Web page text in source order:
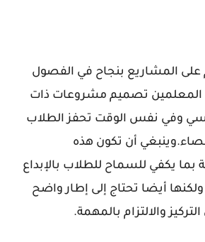
على المشاريع بنجاح في الفصول
المعلمين تصميم مشروعات ذات
وفي نفس الوقت تحفز الطلاب
أن تكون هذه
يكفي للسماح للطلاب بالإبداع
أيضا تحتاج إلى إطار واضح
والالتزام بالمهمة.